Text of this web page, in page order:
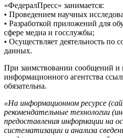
«ФедералПресс» занимается:
• Проведением научных
• Разработкой приложений для
сфере медиа и госслужбы;
• Осуществляет деятельность по
данных.
При заимствовании сообщений и
информационного агентства
обязательна.
«На информационном ресурсе
рекомендательные технологии
предоставления информации на
систематизации и анализа